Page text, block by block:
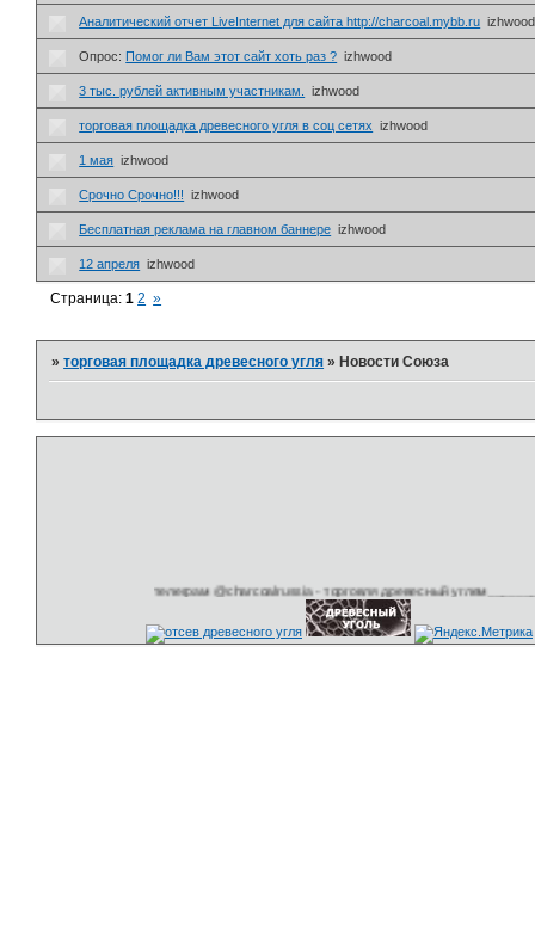
Аналитический отчет LiveInternet для сайта http://charcoal.mybb.ru izhwood
Опрос: Помог ли Вам этот сайт хоть раз ? izhwood
3 тыс. рублей активным участникам. izhwood
торговая площадка древесного угля в соц сетях izhwood
1 мая izhwood
Срочно Срочно!!! izhwood
Бесплатная реклама на главном баннере izhwood
12 апреля izhwood
Страница:1 2 »
»торговая площадка древесного угля »Новости Союза
телеграм @charcoalrussia - торговля древесный